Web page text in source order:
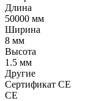
Длина
50000 мм
Ширина
8 мм
Высота
1.5 мм
Другие
Сертификат CE
CE